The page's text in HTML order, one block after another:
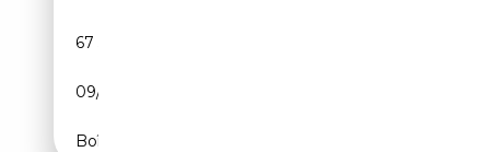
67 500 km
09/2018
Boîte automatique